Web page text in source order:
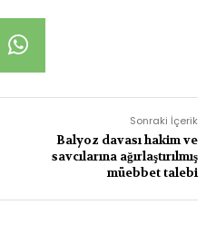
Sonraki İçerik
Balyoz davası hakim ve
savcılarına ağırlaştırılmış
müebbet talebi